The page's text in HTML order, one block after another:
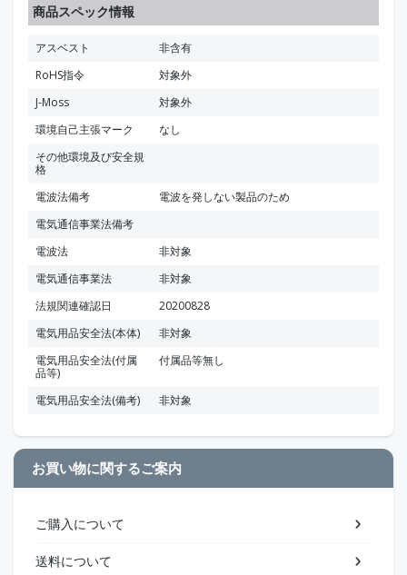
商品スペック情報
アスベスト
非含有
RoHS指令
対象外
J-Moss
対象外
環境自己主張マーク
なし
その他環境及び安全規
格
電波法備考
電波を発しない製品のため
電気通信事業法備考
電波法
非対象
電気通信事業法
非対象
法規関連確認日
20200828
電気用品安全法(本体)
非対象
電気用品安全法(付属
品等)
付属品等無し
電気用品安全法(備考) 非対象
お買い物に関するご案内
ご購入について
送料について